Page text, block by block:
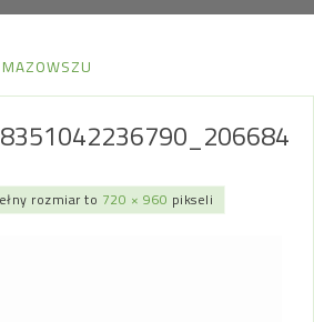
rozmiar to 720 × 960 pikseli